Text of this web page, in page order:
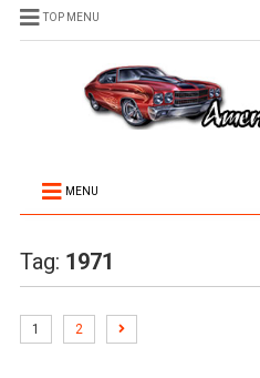
TOP MENU
MENU
Tag: 1971
1 2